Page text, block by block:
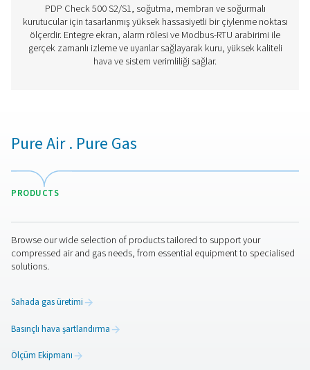
PDP Kontrolü S3/S4 sabit Çiylenme
PDP Check S3 ve S4, basınçlı hava ve gaz
çiylenme noktası izleme için tasarlanmıştır. Sezgisel
ekran ve dahili alarmlarla, işletmelerin optimum nem
koruyarak verimli ve güvenilir operasyonlar sağlamasına
olmak için sürekli bilgiler sunar.